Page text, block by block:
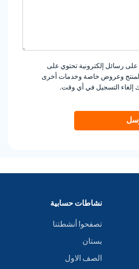
رسائل إلكترونية تحتوي على
وعروض خاصة وخدمات أخرى
إلغاء التسجيل في أي وقت.
نشاطات حسابية
تصفحوا أنشطتنا
بستان
الصف الاول